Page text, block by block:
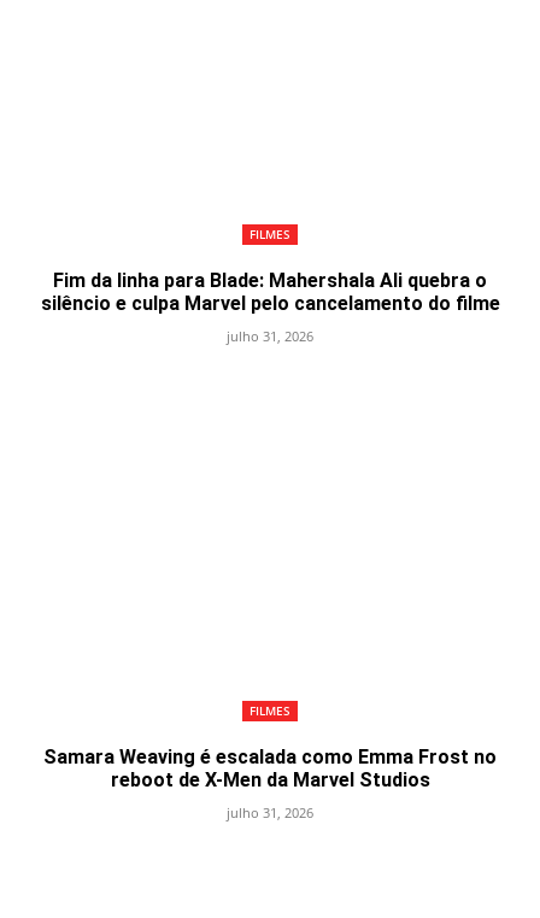
FILMES
Fim da linha para Blade: Mahershala Ali quebra o
silêncio e culpa Marvel pelo cancelamento do filme
julho 31, 2026
FILMES
Samara Weaving é escalada como Emma Frost no
reboot de X-Men da Marvel Studios
julho 31, 2026